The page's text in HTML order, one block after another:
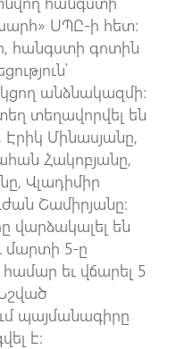
ՍՊԸ-ի հետ։
հանգստի գոտին
անձնակազմի։
տեղավորվել են
Մինասյանը,
Հակոբյանը,
Վլադիմիր
Շամիրյանը։
վարձակալել են
մարտի 5-ը
եւ վճարել 5
պայմանագիրը
է։